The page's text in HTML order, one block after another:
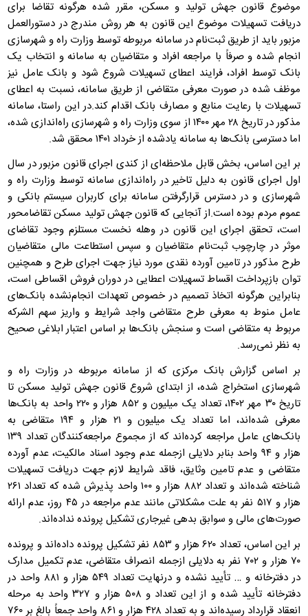
موضوع قانون جهش تولید و مسکن، مقرر شده هرگونه تقاضا برای
دریافت تسهیلات موضوع این قانون به هر روش مندرج در دستورالعمل
مزبور باید از طریق ثبت‌نام در سامانه مربوطه توسط وزارت راه و شهرسازی
انجام شده و صرفاً با مراجعه افراد و متقاضیان به سامانه و انتخاب یک
بانک توسط افراد، فرایند اعطای تسهیلات شروع شود و بانک عامل نیز
موظف شده در صورت معرفی متقاضی از طریق سامانه، نسبت به اعطای
تسهیلات با رعایت منابع و مصارف بانک اقدام کند.در این راستا، سامانه
مذکور در تاریخ ۲۸ مهر ۱۴۰۰ از سوی وزارت راه و شهرسازی راه‌اندازی شده،
اما دسترسی بانک‌ها به سامانه یادشده از خرداد ۱۴۰۱ محقق شد.
بر این اساس، بخش قابل ملاحظه‌ای از کندی اجرای قانون مزبور در سال
اول اجرای قانون به دلیل تاخیر در راه‌اندازی سامانه توسط وزارت راه و
شهرسازی و در دسترس قرارگرفتن سامانه برای کاربران سیستم بانکی و
عموم مردم بوده است.از آنجایی که قانون جهش تولید مسکن تقاضامحور
است، تحقق اجرای این قانون در وهله نخست مستلزم وجود تقاضای
موثر در چارچوب ثبت‌نام متقاضیان و سپس استطاعت مالی متقاضیان
طرح مذکور در تامین آورده نقدی مورد نیاز جهت اجرای طرح و همچنین
توان بازپرداخت اقساط تسهیلات اعطایی در دوران فروش اقساطی است،
بنابراین هرگونه اتخاذ تصمیم در خصوص تعهدات انجام‌نشده بانک‌های
عامل منوط به معرفی طرح متقاضی واجد شرایط و واریز سهم الشرکه
مربوط به متقاضی است و سنجش بانک‌ها بر اساس اعتبار ابلاغی صحیح
به نظر نمی‌رسد.
بر اساس گزارش بانک مرکزی که از سامانه مربوطه در وزارت راه و
شهرسازی استخراج شده، از ابتدای شروع قانون جهش تولید مسکن تا
تاریخ ۳۰ مهر ۱۴۰۲، تعداد یک میلیون و ۸۵۲ هزار و ۲۲۰ واحد به بانک‌ها
معرفی شده‌اند، اما تعداد یک میلیون و ۲۱ هزار و ۱۹۴ متقاضی به
بانک‌های عامل مراجعه کرده‌اند که از مجموع مراجعه‌کنندگان تعداد ۱۳۹
هزار و ۹۴ واحد بنابر دلایلی ازجمله عدم وجود اسناد مالکیت، عدم آورده
متقاضی و عدم تامین وثایق، فاقد شرایط لازم جهت دریافت تسهیلات
شناخته شده‌اند و تعداد ۸۸۲ هزار و ۱۰۰ واحد پذیرش شده که تعداد ۲۶۱
هزار و ۵۱۷ نفر به علت مشکلاتی مانند عدم مراجعه در ۴۵ روز، عدم ارائه
صورت‌های مالی و سوابق بدهی غیرجاری تشکیل پرونده نداده‌اند.
بر این اساس، تعداد ۶۲۰ هزار و ۸۵۳ نفر تشکیل پرونده داده‌اند و پرونده
۷۰ هزار و ۷۰۲ نفر به دلایلی ازجمله انصراف متقاضی، عدم تکمیل مدارک
در دفترخانه و … تأیید نشده و درنهایت تعداد ۵۴۹ هزار و ۸۸۱ واحد در
دفترخانه تأیید شده و از این تعداد و ۵۰۸ هزار و ۳۲۷ واحد به مرحله
انعقاد قرارداد رسیده‌اند و به تعداد ۴۲۸ هزار و ۸۶۱ واحد جمعاً بالغ بر ۷۶۰